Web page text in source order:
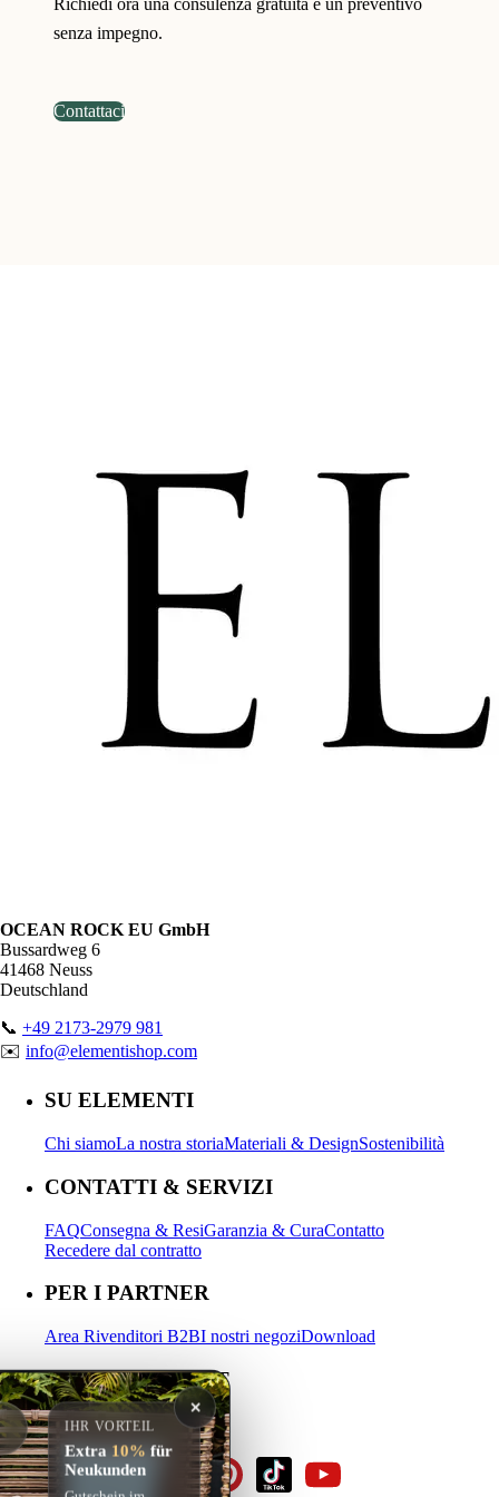
senza impegno.
Contattaci
OCEAN ROCK EU GmbH
Bussardweg 6
41468 Neuss
Deutschland
📞 +49 2173-2979 981
✉️ info@elementishop.com
SU ELEMENTI
Chi siamoLa nostra storiaMateriali & DesignSostenibilità
CONTATTI & SERVIZI
FAQConsegna & ResiGaranzia & CuraContatto
Recedere dal contratto
PER I PARTNER
Area Rivenditori B2BI nostri negoziDownload
IL MIO ACCOUNT
Accedi Registrati Carrello
✕
IHR VORTEIL
Extra 10% für
Neukunden